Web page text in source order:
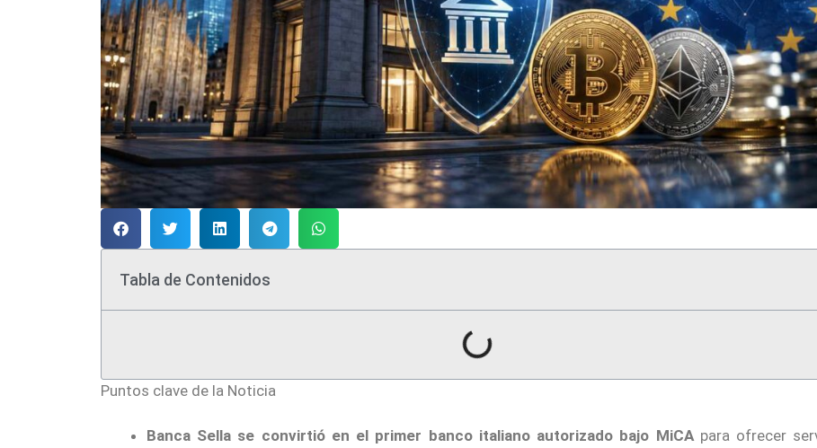
Tabla de Contenidos
Puntos clave de la Noticia
Banca Sella se convirtió en el primer banco italiano autorizado bajo MiCApara ofrecer